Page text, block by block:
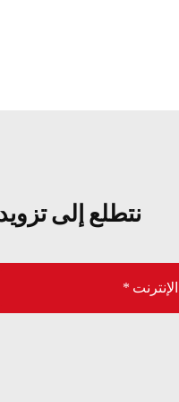
نتطلع إلى